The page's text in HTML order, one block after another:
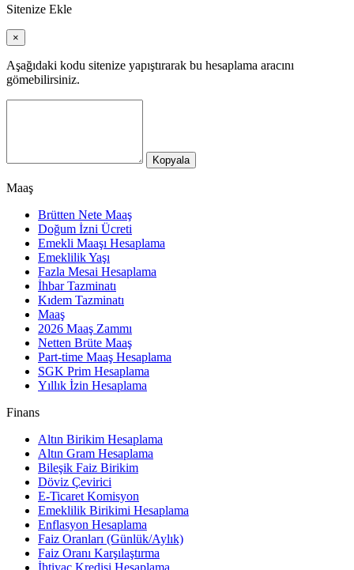
Sitenize Ekle
×
Aşağıdaki kodu sitenize yapıştırarak bu hesaplama aracını
gömebilirsiniz.
Kopyala
Maaş
Brütten Nete Maaş
Doğum İzni Ücreti
Emekli Maaşı Hesaplama
Emeklilik Yaşı
Fazla Mesai Hesaplama
İhbar Tazminatı
Kıdem Tazminatı
Maaş
2026 Maaş Zammı
Netten Brüte Maaş
Part-time Maaş Hesaplama
SGK Prim Hesaplama
Yıllık İzin Hesaplama
Finans
Altın Birikim Hesaplama
Altın Gram Hesaplama
Bileşik Faiz Birikim
Döviz Çevirici
E-Ticaret Komisyon
Emeklilik Birikimi Hesaplama
Enflasyon Hesaplama
Faiz Oranları (Günlük/Aylık)
Faiz Oranı Karşılaştırma